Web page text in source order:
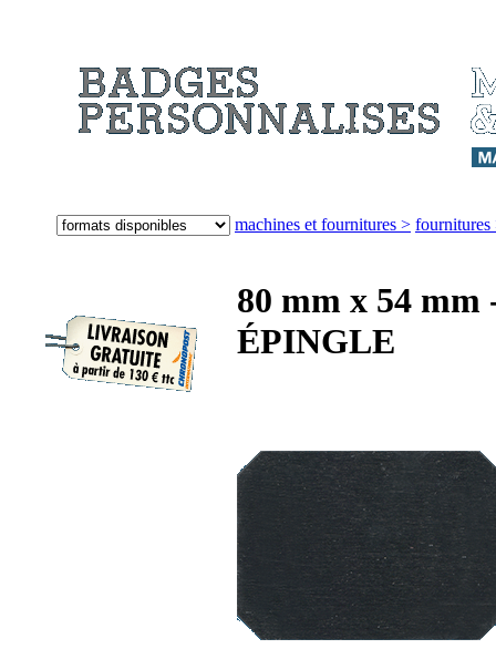
machines et fournitures > fournitures
80 mm x 54 mm
ÉPINGLE